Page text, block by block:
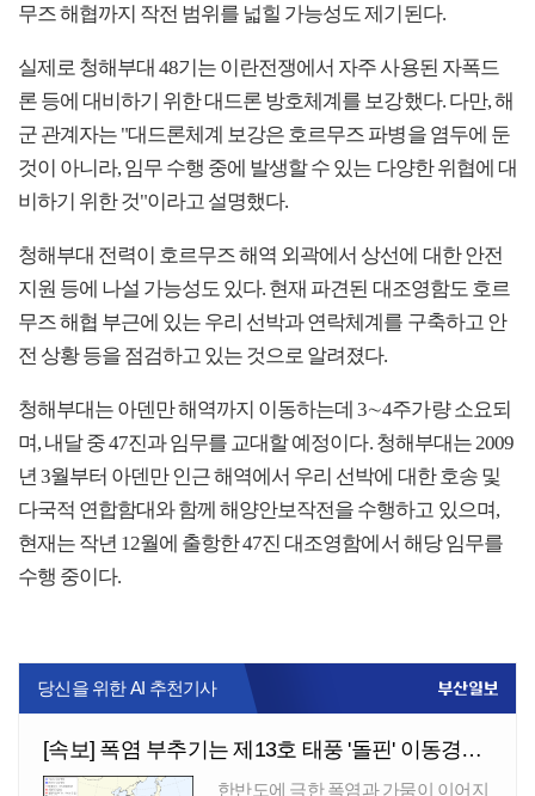
무즈 해협까지 작전 범위를 넓힐 가능성도 제기된다.
실제로 청해부대 48기는 이란전쟁에서 자주 사용된 자폭드
론 등에 대비하기 위한 대드론 방호체계를 보강했다. 다만, 해
군 관계자는 "대드론체계 보강은 호르무즈 파병을 염두에 둔
것이 아니라, 임무 수행 중에 발생할 수 있는 다양한 위협에 대
비하기 위한 것"이라고 설명했다.
청해부대 전력이 호르무즈 해역 외곽에서 상선에 대한 안전
지원 등에 나설 가능성도 있다. 현재 파견된 대조영함도 호르
무즈 해협 부근에 있는 우리 선박과 연락체계를 구축하고 안
전 상황 등을 점검하고 있는 것으로 알려졌다.
청해부대는 아덴만 해역까지 이동하는데 3∼4주가량 소요되
며, 내달 중 47진과 임무를 교대할 예정이다. 청해부대는 2009
년 3월부터 아덴만 인근 해역에서 우리 선박에 대한 호송 및
다국적 연합함대와 함께 해양안보작전을 수행하고 있으며,
현재는 작년 12월에 출항한 47진 대조영함에서 해당 임무를
수행 중이다.